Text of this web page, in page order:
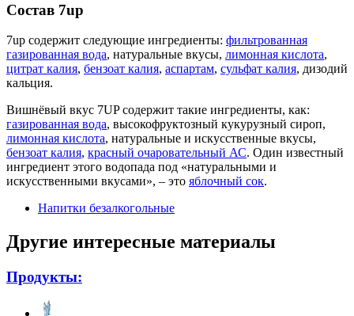
Состав 7up
7up содержит следующие ингредиенты: фильтрованная
газированная вода, натуральные вкусы, лимонная кислота,
цитрат калия, бензоат калия, аспартам, сульфат калия, дизодий
кальция.
Вишнёвый вкус 7UP содержит такие ингредиенты, как:
газированная вода, высокофруктозный кукурузный сироп,
лимонная кислота, натуральные и искусственные вкусы,
бензоат калия, красный очаровательный АС. Один известный
ингредиент этого водопада под «натуральными и
искусственными вкусами», – это яблочный сок.
Напитки безалкогольные
Другие интересные материалы
Продукты: